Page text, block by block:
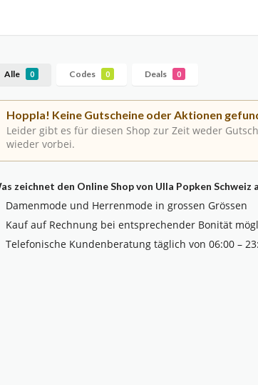
Alle 0 Codes 0 Deals 0
Hoppla! Keine Gutscheine oder Aktionen
Leider gibt es für diesen Shop zur Zeit weder
wieder vorbei.
zeichnet den Online Shop von Ulla Popken Schweiz
Damenmode und Herrenmode in grossen Grössen
Kauf auf Rechnung bei entsprechender Bonität
Telefonische Kundenberatung täglich von 06:00 –